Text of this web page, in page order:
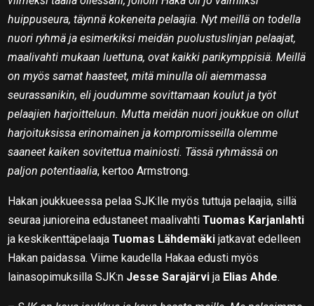
huippuseura, täynnä kokeneita pelaajia. Nyt meillä on todella
nuori ryhmä ja esimerkiksi meidän puolustuslinjan pelaajat,
maalivahti mukaan luettuna, ovat kaikki parikymppisiä. Meillä
on myös samat haasteet, mitä minulla oli aiemmassa
seurassanikin, eli joudumme sovittamaan koulut ja työt
pelaajien harjoitteluun. Mutta meidän nuori joukkue on ollut
harjoituksissa erinomainen ja kompromisseilla olemme
saaneet kaiken sovitettua mainiosti. Tässä ryhmässä on
paljon potentiaalia, kertoo Armstrong.
Hakan joukkueessa pelaa SJK:lle myös tuttuja pelaajia, sillä
seuraa junioreina edustaneet maalivahtiTuomas Karjanlahti
ja keskikenttäpelaajaTuomas Lähdemäki jatkavat edelleen
Hakan paidassa. Viime kaudella Hakaa edusti myös
lainasopimuksilla SJK:n Jesse Sarajärvija Elias Ahde.